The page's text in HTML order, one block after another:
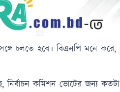
চলতে হবে। বিএনপি মনে করে,
নির্বাচন কমিশন ভোটের জন্য কতটা